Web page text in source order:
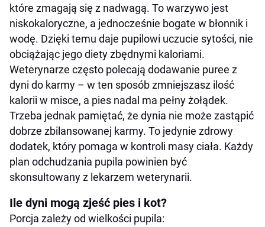
które zmagają się z nadwagą. To warzywo jest
niskokaloryczne, a jednocześnie bogate w błonnik i
wodę. Dzięki temu daje pupilowi uczucie sytości, nie
obciążając jego diety zbędnymi kaloriami.
Weterynarze często polecają dodawanie puree z
dyni do karmy – w ten sposób zmniejszasz ilość
kalorii w misce, a pies nadal ma pełny żołądek.
Trzeba jednak pamiętać, że dynia nie może zastąpić
dobrze zbilansowanej karmy. To jedynie zdrowy
dodatek, który pomaga w kontroli masy ciała. Każdy
plan odchudzania pupila powinien być
skonsultowany z lekarzem weterynarii.
Ile dyni mogą zjeść pies i kot?
Porcja zależy od wielkości pupila: